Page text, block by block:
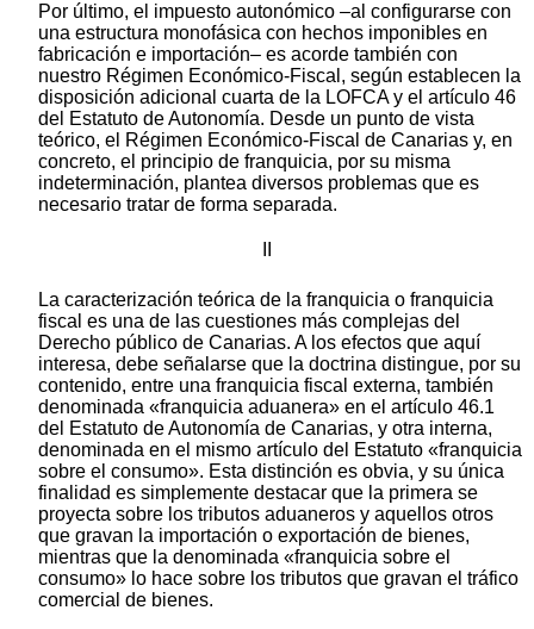
Por último, el impuesto autonómico –al configurarse con
una estructura monofásica con hechos imponibles en
fabricación e importación– es acorde también con
nuestro Régimen Económico-Fiscal, según establecen la
disposición adicional cuarta de la LOFCA y el artículo 46
del Estatuto de Autonomía. Desde un punto de vista
teórico, el Régimen Económico-Fiscal de Canarias y, en
concreto, el principio de franquicia, por su misma
indeterminación, plantea diversos problemas que es
necesario tratar de forma separada.
La caracterización teórica de la franquicia o franquicia
fiscal es una de las cuestiones más complejas del
Derecho público de Canarias. A los efectos que aquí
interesa, debe señalarse que la doctrina distingue, por su
contenido, entre una franquicia fiscal externa, también
denominada «franquicia aduanera» en el artículo 46.1
del Estatuto de Autonomía de Canarias, y otra interna,
denominada en el mismo artículo del Estatuto «franquicia
sobre el consumo». Esta distinción es obvia, y su única
finalidad es simplemente destacar que la primera se
proyecta sobre los tributos aduaneros y aquellos otros
que gravan la importación o exportación de bienes,
mientras que la denominada «franquicia sobre el
consumo» lo hace sobre los tributos que gravan el tráfico
comercial de bienes.